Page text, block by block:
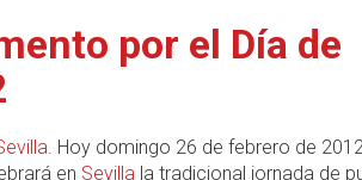
por el Día de
. Hoy domingo 26 de febrero de
en Sevilla la tradicional jornada de